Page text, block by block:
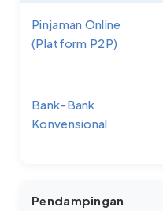
Pinjaman Online
(Platform P2P)
Bank-Bank
Konvensional
Pendampingan